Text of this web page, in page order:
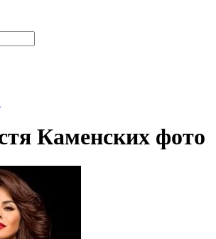
Каменских фото